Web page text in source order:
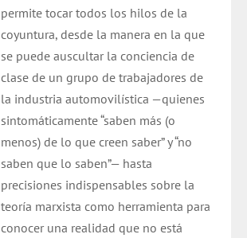
permite tocar todos los hilos de la
coyuntura, desde la manera en la que
se puede auscultar la conciencia de
clase de un grupo de trabajadores de
la industria automovilística —quienes
sintomáticamente “saben más (o
menos) de lo que creen saber” y “no
saben que lo saben”— hasta
precisiones indispensables sobre la
teoría marxista como herramienta para
conocer una realidad que no está